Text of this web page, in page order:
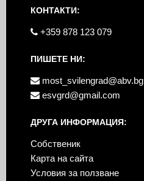
КОНТАКТИ:
+359 878 123 079
ПИШЕТЕ НИ:
most_svilengrad@abv.bg
esvgrd@gmail.com
ДРУГА ИНФОРМАЦИЯ:
Собственик
Карта на сайта
Условия за ползване